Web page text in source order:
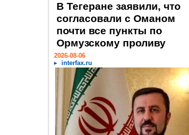
В Тегеране заявили, что
согласовали с Оманом
почти все пункты по
Ормузскому проливу
2026-08-06
interfax.ru